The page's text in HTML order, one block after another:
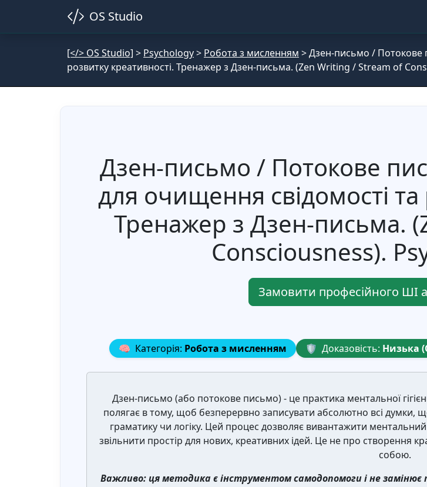
OS Studio
[</> OS Studio] > Psychology> Робота з мисленням >Дзен-письмо / Потокове
розвитку креативності. Тренажер з Дзен-письма. (Zen Writing / Stream of
Дзен-письмо / Потокове
для очищення свідомості та
Тренажер з Дзен-письма.
Consciousness).
Замовити професійного ШІ
🧠 Категорія: Робота з мисленням 🛡️ Доказовість: Низька
Дзен-письмо (або потокове письмо) - це практика ментальної
полягає в тому, щоб безперервно записувати абсолютно всі думки,
граматику чи логіку. Цей процес дозволяє вивантажити
звільнити простір для нових, креативних ідей. Це не про створення
собою.
Важливо: ця методика є інструментом самодопомоги і не